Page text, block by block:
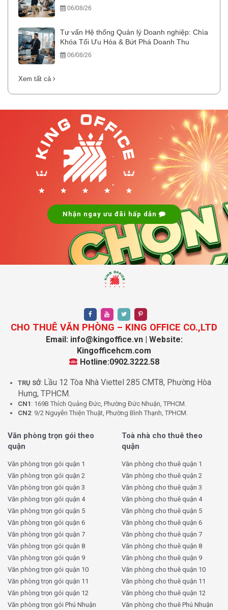
06/08/26
Tư vấn Hệ thống Quản lý Doanh nghiệp: Chìa
Khóa Tối Ưu Hóa & Bứt Phá Doanh Thu
06/08/26
Xem tất cả
.
.
Nhận ngay ưu đãi hấp dẫn
CHO THUÊ VĂN PHÒNG – KING OFFICE CO.,LTD
Email: info@kingoffice.vn | Website:
Kingofficehcm.com
Hotline:0902.3222.58
TRỤ SỞ: Lầu 12 Tòa Nhà Viettel 285 CMT8, Phường Hòa
Hưng, TPHCM.
CN1 : 169B Thích Quảng Đức, Phường Đức Nhuận, TPHCM.
CN2: 9/2 Nguyễn Thiện Thuật, Phường Bình Thạnh, TPHCM.
Văn phòng trọn gói theo
quận
Văn phòng trọn gói quận 1
Văn phòng trọn gói quận 2
Văn phòng trọn gói quận 3
Văn phòng trọn gói quận 4
Văn phòng trọn gói quận 5
Văn phòng trọn gói quận 6
Văn phòng trọn gói quận 7
Văn phòng trọn gói quận 8
Văn phòng trọn gói quận 9
Văn phòng trọn gói quận 10
Văn phòng trọn gói quận 11
Văn phòng trọn gói quận 12
Văn phòng trọn gói Phú Nhuận
Toà nhà cho thuê theo
quận
Văn phòng cho thuê quận 1
Văn phòng cho thuê quận 2
Văn phòng cho thuê quận 3
Văn phòng cho thuê quận 4
Văn phòng cho thuê quận 5
Văn phòng cho thuê quận 6
Văn phòng cho thuê quận 7
Văn phòng cho thuê quận 8
Văn phòng cho thuê quận 9
Văn phòng cho thuê quận 10
Văn phòng cho thuê quận 11
Văn phòng cho thuê quận 12
Văn phòng cho thuê Phú Nhuận